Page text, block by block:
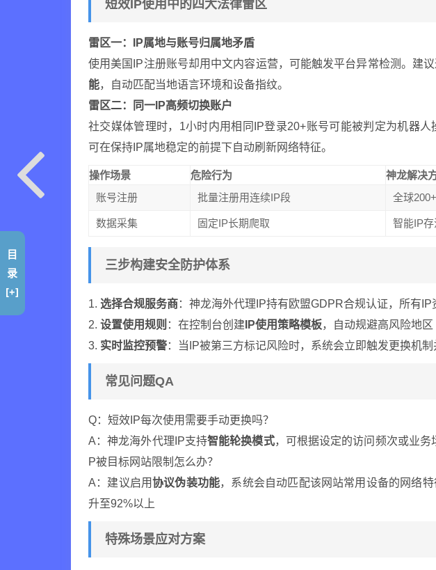
短效IP使用中的四大法律雷区
雷区一：IP属地与账号归属地矛盾
使用美国IP注册账号却用中文内容运营，可能触发平台异常检测。建
能，自动匹配当地语言环境和设备指纹。
雷区二：同一IP高频切换账户
社交媒体管理时，1小时内用相同IP登录20+账号可能被判定为机器人
可在保持IP属地稳定的前提下自动刷新网络特征。
操作场景 危险行为
神龙解决
账号注册
批量注册用连续IP段 全球
数据采集 固定IP长期爬取 智能IP存
三步构建安全防护体系
1. 选择合规服务商：神龙海外代理IP持有欧盟GDPR合规认证，所有
2. 设置使用规则 ：在控制台创建 IP使用策略模板，自动规避高风险地区
3. 实时监控预警：当IP被第三方标记风险时，系统会立即触发更换机
常见问题QA
Q：短效IP每次使用需要手动更换吗？
A：神龙海外代理IP支持智能轮换模式，可根据设定的访问频次或业务
P被目标网站限制怎么办？
A：建议启用协议伪装功能，系统会自动匹配该网站常用设备的网络
升至92%以上
特殊场景应对方案
目
录
[+]